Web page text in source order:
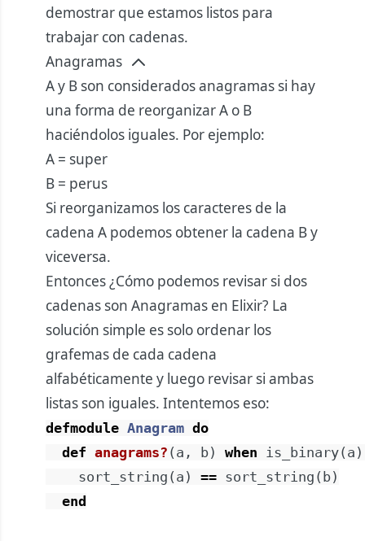
demostrar que estamos listos para
trabajar con cadenas.
Anagramas
A y B son considerados anagramas si hay
una forma de reorganizar A o B
haciéndolos iguales. Por ejemplo:
A = super
B = perus
Si reorganizamos los caracteres de la
cadena A podemos obtener la cadena B y
viceversa.
Entonces ¿Cómo podemos revisar si dos
cadenas son Anagramas en Elixir? La
solución simple es solo ordenar los
grafemas de cada cadena
alfabéticamente y luego revisar si ambas
listas son iguales. Intentemos eso:
defmodule Anagram do
def anagrams? ( a , b) when is_binary( a )
sort_string ( a ) == sort_string ( b)
end